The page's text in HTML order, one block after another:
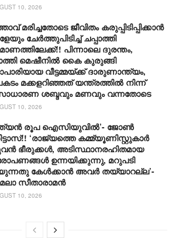
10, 2026
മരിച്ചതോടെ ജീവിതം കരുപ്പിടിപ്പിക്കാൻ
ചേർത്തുപിടിച്ച് ചപ്പാത്തി
പിന്നാലെ ദുരന്തം,
മെഷീനിൽ കൈ കുരുങ്ങി
വീട്ടമ്മയ്ക്ക് ദാരുണാന്ത്യം,
മക്കളറിഞ്ഞത് യന്ത്രത്തിൽ നിന്ന്
ശബ്ദവും മണവും വന്നതോടെ
10, 2026
രൂപ ഐസിയുവിൽ’- ജോൺ
‘രാജ്യത്തെ കമ്മ്യൂണിസ്റ്റുകാർ
ഭീരുക്കൾ, അടിസ്ഥാനരഹിതമായ
ഉന്നയിക്കുന്നു, മറുപടി
കേൾക്കാൻ അവർ തയ്യാറല്ല’-
സീതാരാമൻ
10, 2026